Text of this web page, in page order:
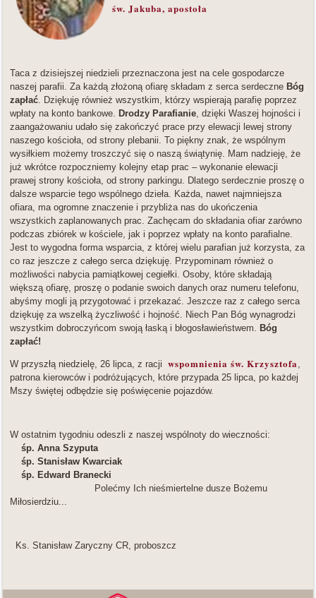
św. Jakuba, apostoła
Taca z dzisiejszej niedzieli przeznaczona jest na cele gospodarcze
naszej parafii. Za każdą złożoną ofiarę składam z serca serdeczne Bóg
zapłać . Dziękuję również wszystkim, którzy wspierają parafię poprzez
wpłaty na konto bankowe.
Drodzy Parafianie , dzięki Waszej hojności i
zaangażowaniu udało się zakończyć prace przy elewacji lewej strony
naszego kościoła, od strony plebanii. To piękny znak, że wspólnym
wysiłkiem możemy troszczyć się o naszą świątynię. Mam nadzieję, że
już wkrótce rozpoczniemy kolejny etap prac – wykonanie elewacji
prawej strony kościoła, od strony parkingu. Dlatego serdecznie proszę o
dalsze wsparcie tego wspólnego dzieła. Każda, nawet najmniejsza
ofiara, ma ogromne znaczenie i przybliża nas do ukończenia
wszystkich zaplanowanych prac. Zachęcam do składania ofiar zarówno
podczas zbiórek w kościele, jak i poprzez wpłaty na konto parafialne.
Jest to wygodna forma wsparcia, z której wielu parafian już korzysta, za
co raz jeszcze z całego serca dziękuję. Przypominam również o
możliwości nabycia pamiątkowej cegiełki. Osoby, które składają
większą ofiarę, proszę o podanie swoich danych oraz numeru telefonu,
abyśmy mogli ją przygotować i przekazać. Jeszcze raz z całego serca
dziękuję za wszelką życzliwość i hojność. Niech Pan Bóg wynagrodzi
wszystkim dobroczyńcom swoją łaską i błogosławieństwem.
Bóg
zapłać!
W przyszłą niedzielę, 26 lipca, z racjiwspomnienia św. Krzysztofa
patrona kierowców i podróżujących, które przypada 25 lipca, po każdej
Mszy świętej odbędzie się poświęcenie pojazdów.
W ostatnim tygodniu odeszli z naszej wspólnoty do wieczności:
śp. Anna Szyputa
śp. Stanisław Kwarciak
śp. Edward Branecki
Polećmy Ich nieśmiertelne dusze Bożemu
Miłosierdziu...
Ks. Stanisław Zaryczny CR, proboszcz